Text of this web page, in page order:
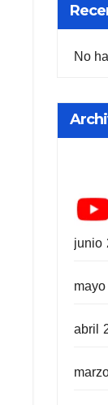
No
junio
abril